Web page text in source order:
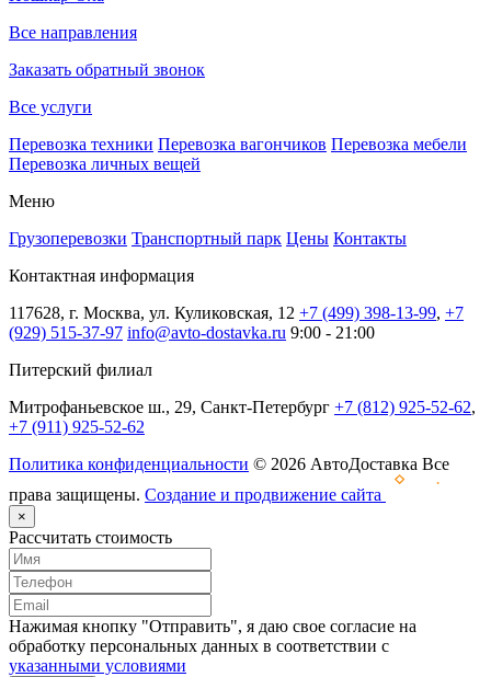
Все направления
Заказать обратный звонок
Все услуги
Перевозка техники Перевозка вагончиков Перевозка мебели
Перевозка личных вещей
Меню
Грузоперевозки Транспортный парк Цены Контакты
Контактная информация
117628, г. Москва, ул. Куликовская, 12 +7 (499) 398-13-99, +7
(929) 515-37-97 info@avto-dostavka.ru 9:00 - 21:00
Питерский филиал
Митрофаньевское ш., 29, Санкт-Петербург +7 (812) 925-52-62,
+7 (911) 925-52-62
Политика конфиденциальности © 2026 АвтоДоставка Все
права защищены. Создание и продвижение сайта
×
Рассчитать стоимость
Нажимая кнопку "Отправить", я даю свое согласие на
обработку персональных данных в соответствии с
указанными условиями